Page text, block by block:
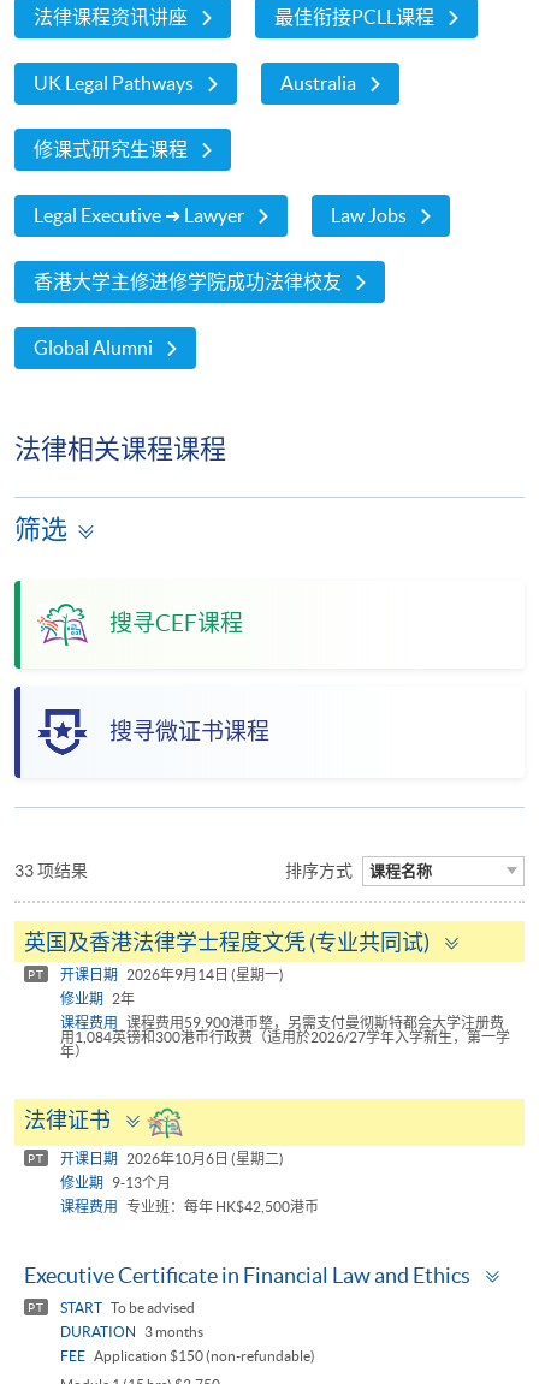
法律课程资讯讲座 最佳衔接PCLL课程
UK Legal Pathways Australia
修课式研究生课程
Legal Executive ➜ Lawyer Law Jobs
香港大学主修进修学院成功法律校友
Global Alumni
法律相关课程课程
筛选
搜寻CEF课程
搜寻微证书课程
33 项结果 排序方式 课程名称
英国及香港法律学士程度文凭 (专业共同试)
panel
PT 开课日期
2026年9月14日 (星期一)
修业期
2年
课程费用
课程费用59,900港币整，另需支付曼彻斯特都会大学注册费
用1,084英镑和300港币行政费（适用於2026/27学年入学新生，第一学
年）
法律证书
Toggle
panel
PT 开课日期
2026年10月6日 (星期二)
修业期
9-13个月
课程费用
专业班：每年 HK$42,500港币
Executive Certificate in Financial Law and Ethics
PT START To be advised
DURATION
3 months
FEE Application $150 (non-refundable)